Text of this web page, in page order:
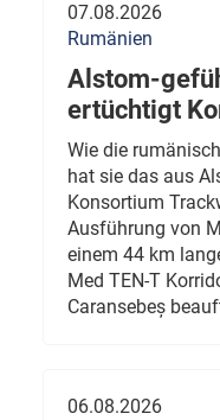
07.08.2026
Rumänien
Alstom-
ertüchtigt
Wie die
hat sie das aus
Konsortium
Ausführung von
einem 44 km
Med TEN-T
Caransebeș
06.08.2026